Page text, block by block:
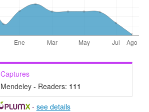
Captures
Mendeley - Readers: 111
- see details